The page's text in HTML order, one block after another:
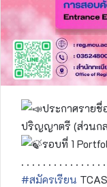
ประกาศรายชื่
ปริญญาตรี (ส่วนก
รอบที่ 1
. . . . . . . . . . . . . . .
#สมัครเรียน